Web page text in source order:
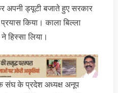
अपनी ड्यूटी बजाते हुए सरकार
किया। काला बिल्ला
हिस्सा लिया।
संघ के प्रदेश अध्यक्ष अनूप